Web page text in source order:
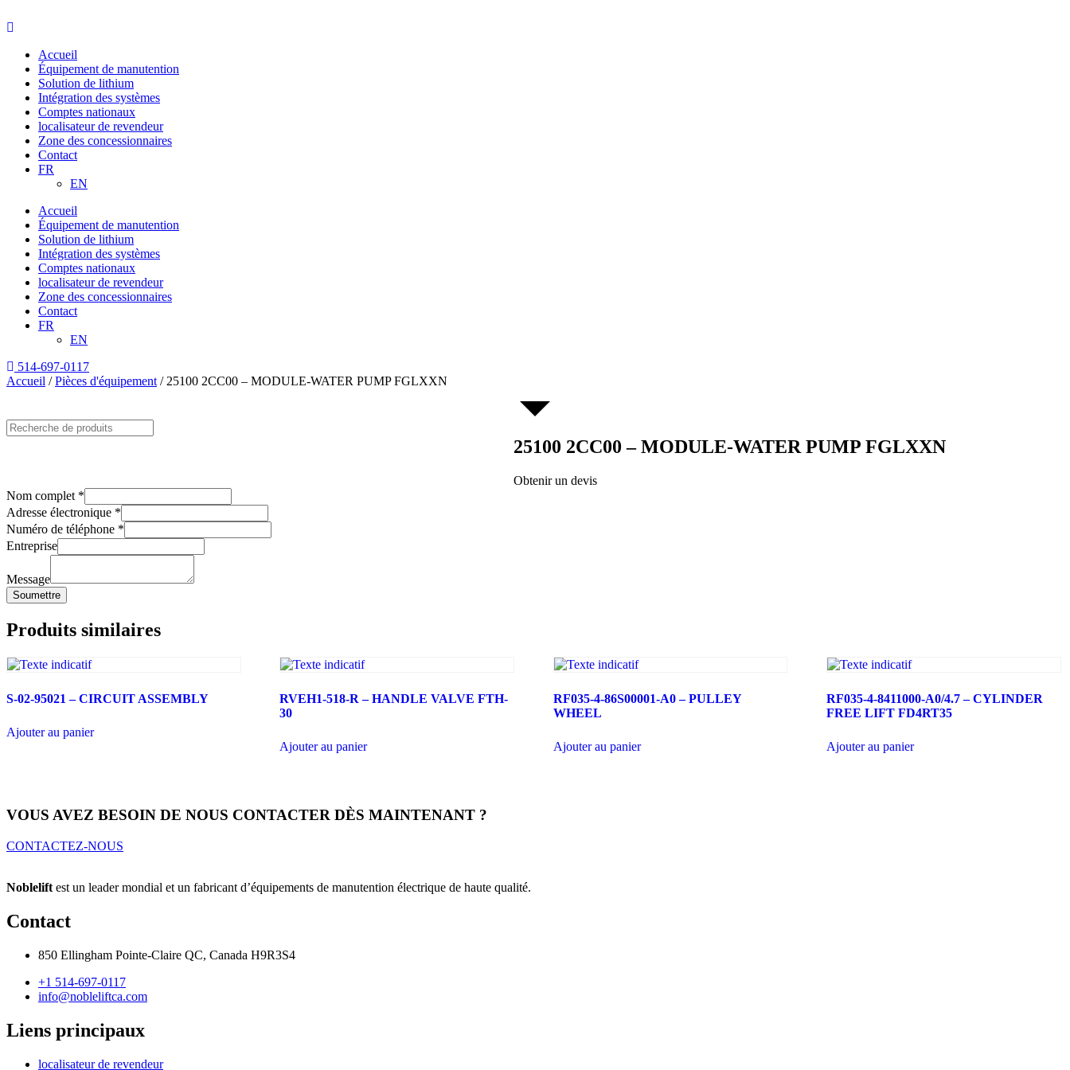
au
Accueil
Équipement de manutention
Solution de lithium
Intégration des systèmes
Comptes nationaux
localisateur de revendeur
Zone des concessionnaires
Contact
FR
EN
Accueil
Équipement de manutention
Solution de lithium
Intégration des systèmes
Comptes nationaux
localisateur de revendeur
Zone des concessionnaires
Contact
FR
EN
514-697-0117
Accueil /Pièces d'équipement / 25100 2CC00 – MODULE-WATER PUMP FGLXXN
25100 2CC00 – MODULE-WATER PUMP FGLXXN
Obtenir un devis
Nom complet *
Adresse électronique *
Numéro de téléphone *
Entreprise
Message
Soumettre
Produits similaires
S-02-95021 – CIRCUIT ASSEMBLY
Ajouter au panier
RVEH1-518-R – HANDLE VALVE FTH-
30
Ajouter au panier
RF035-4-86S00001-A0 – PULLEY
WHEEL
Ajouter au panier
RF035-4-8411000-A0/4.7 – CYLINDER
FREE LIFT FD4RT35
Ajouter au panier
VOUS AVEZ BESOIN DE NOUS CONTACTER DÈS MAINTENANT ?
CONTACTEZ-NOUS
Noblelift est un leader mondial et un fabricant d’équipements de manutention électrique de haute qualité.
Contact
850 Ellingham Pointe-Claire QC, Canada H9R3S4
+1 514-697-0117
info@nobleliftca.com
Liens principaux
localisateur de revendeur